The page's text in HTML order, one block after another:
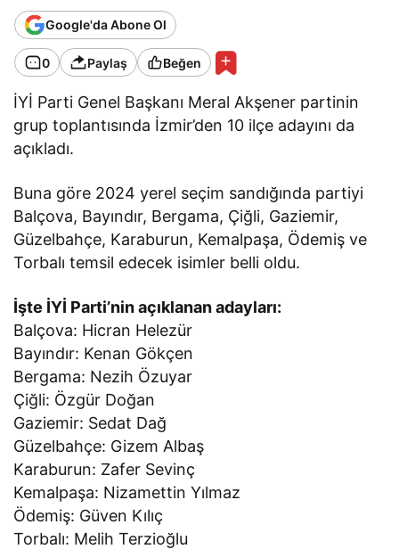
Google'da Abone Ol
0 Paylaş Beğen
İYİ Parti Genel Başkanı Meral Akşener partinin
grup toplantısında İzmir’den 10 ilçe adayını da
açıkladı.
Buna göre 2024 yerel seçim sandığında partiyi
Balçova, Bayındır, Bergama, Çiğli, Gaziemir,
Güzelbahçe, Karaburun, Kemalpaşa, Ödemiş ve
Torbalı temsil edecek isimler belli oldu.
İşte İYİ Parti’nin açıklanan adayları:
Balçova: Hicran Helezür
Bayındır: Kenan Gökçen
Bergama: Nezih Özuyar
Çiğli: Özgür Doğan
Gaziemir: Sedat Dağ
Güzelbahçe: Gizem Albaş
Karaburun: Zafer Sevinç
Kemalpaşa: Nizamettin Yılmaz
Ödemiş: Güven Kılıç
Torbalı: Melih Terzioğlu